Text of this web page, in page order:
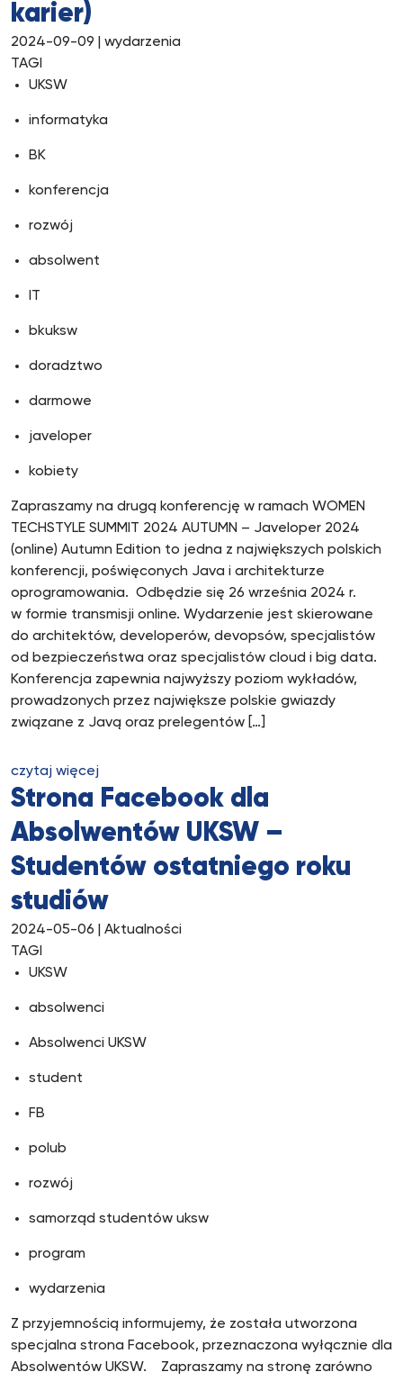
karier)
2024-09-09 | wydarzenia
TAGI
UKSW
informatyka
BK
konferencja
rozwój
absolwent
IT
bkuksw
doradztwo
darmowe
javeloper
kobiety
Zapraszamy na drugą konferencję w ramach WOMEN
TECHSTYLE SUMMIT 2024 AUTUMN – Javeloper 2024
(online) Autumn Edition to jedna z największych polskich
konferencji, poświęconych Java i architekturze
oprogramowania. Odbędzie się 26 września 2024 r.
w formie transmisji online. Wydarzenie jest skierowane
do architektów, developerów, devopsów, specjalistów
od bezpieczeństwa oraz specjalistów cloud i big data.
Konferencja zapewnia najwyższy poziom wykładów,
prowadzonych przez największe polskie gwiazdy
związane z Javą oraz prelegentów […]
czytaj więcej
Strona Facebook dla
Absolwentów UKSW –
Studentów ostatniego roku
studiów
2024-05-06 | Aktualności
TAGI
UKSW
absolwenci
Absolwenci UKSW
student
FB
polub
rozwój
samorząd studentów uksw
program
wydarzenia
Z przyjemnością informujemy, że została utworzona
specjalna strona Facebook, przeznaczona wyłącznie dla
Absolwentów UKSW. Zapraszamy na stronę zarówno